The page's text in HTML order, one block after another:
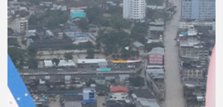
เพล
ย์
ลิ
สต์
ของ
คุณ
เพลง